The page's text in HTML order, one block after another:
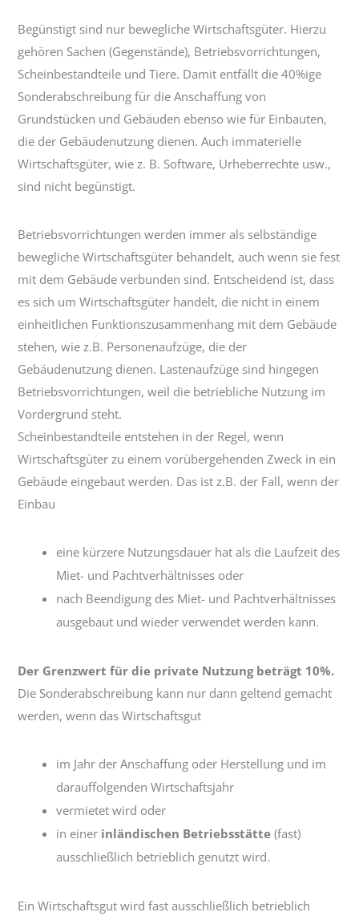
Begünstigt sind nur bewegliche Wirtschaftsgüter. Hierzu
gehören Sachen (Gegenstände), Betriebsvorrichtungen,
Scheinbestandteile und Tiere. Damit entfällt die 40%ige
Sonderabschreibung für die Anschaffung von
Grundstücken und Gebäuden ebenso wie für Einbauten,
die der Gebäudenutzung dienen. Auch immaterielle
Wirtschaftsgüter, wie z. B. Software, Urheberrechte usw.,
sind nicht begünstigt.
Betriebsvorrichtungen werden immer als selbständige
bewegliche Wirtschaftsgüter behandelt, auch wenn sie fest
mit dem Gebäude verbunden sind. Entscheidend ist, dass
es sich um Wirtschaftsgüter handelt, die nicht in einem
einheitlichen Funktionszusammenhang mit dem Gebäude
stehen, wie z.B. Personenaufzüge, die der
Gebäudenutzung dienen. Lastenaufzüge sind hingegen
Betriebsvorrichtungen, weil die betriebliche Nutzung im
Vordergrund steht.
Scheinbestandteile entstehen in der Regel, wenn
Wirtschaftsgüter zu einem vorübergehenden Zweck in ein
Gebäude eingebaut werden. Das ist z.B. der Fall, wenn der
Einbau
eine kürzere Nutzungsdauer hat als die Laufzeit des
Miet- und Pachtverhältnisses oder
nach Beendigung des Miet- und Pachtverhältnisses
ausgebaut und wieder verwendet werden kann.
Der Grenzwert für die private Nutzung beträgt 10%.
Die Sonderabschreibung kann nur dann geltend gemacht
werden, wenn das Wirtschaftsgut
im Jahr der Anschaffung oder Herstellung und im
darauffolgenden Wirtschaftsjahr
vermietet wird oder
in einer inländischen Betriebsstätte (fast)
ausschließlich betrieblich genutzt wird.
Ein Wirtschaftsgut wird fast ausschließlich betrieblich